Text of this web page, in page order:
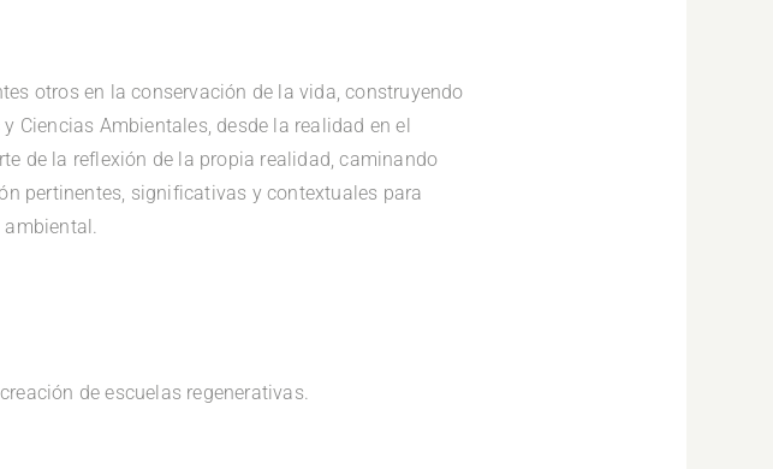
otros en la conservación de la vida, construyendo
Ciencias Ambientales, desde la realidad en el
de la reflexión de la propia realidad, caminando
pertinentes, significativas y contextuales para
de escuelas regenerativas.